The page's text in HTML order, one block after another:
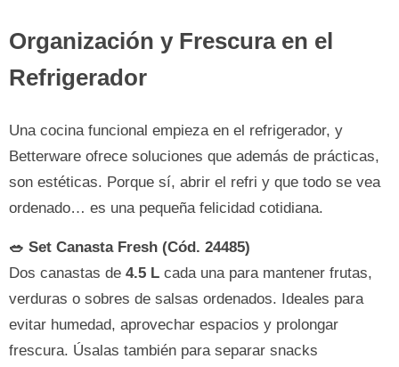
Organización y Frescura en el
Refrigerador
Una cocina funcional empieza en el refrigerador, y
Betterware ofrece soluciones que además de prácticas,
son estéticas. Porque sí, abrir el refri y que todo se vea
ordenado… es una pequeña felicidad cotidiana.
🥗 Set Canasta Fresh (Cód. 24485)
Dos canastas de 4.5 L cada una para mantener frutas,
verduras o sobres de salsas ordenados. Ideales para
evitar humedad, aprovechar espacios y prolongar
frescura. Úsalas también para separar snacks